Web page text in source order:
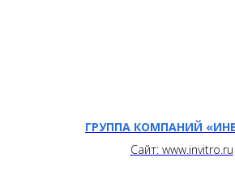
ГРУППА КОМПАНИЙ
Сайт: www.invitro.ru